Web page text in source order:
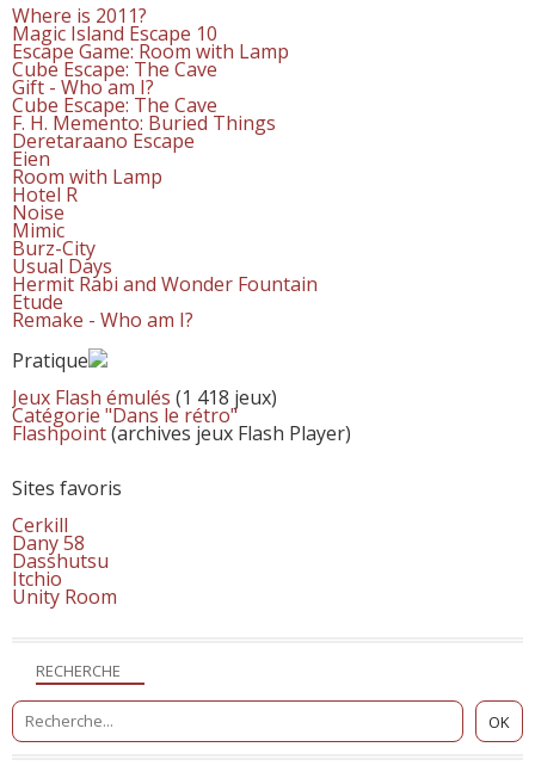
RECHERCHE
Where is 2011?
Magic Island Escape 10
Escape Game: Room with Lamp
Cube Escape: The Cave
Gift - Who am I?
Cube Escape: The Cave
F. H. Memento: Buried Things
Deretaraano Escape
Eien
Room with Lamp
Hotel R
Noise
Mimic
Burz-City
Usual Days
Hermit Rabi and Wonder Fountain
Etude
Remake - Who am I?
Pratique
Jeux Flash émulés (1 418 jeux)
Catégorie "Dans le rétro"
Flashpoint(archives jeux Flash Player)
Sites favoris
Cerkill
Dany 58
Dasshutsu
Itchio
Unity Room